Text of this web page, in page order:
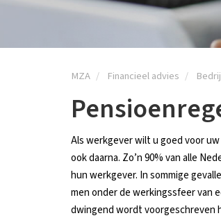
MZA Financieel advies
Als werkgever wilt u goed voor
ook daarna. Zo’n 90% van alle
hun werkgever. In sommige
men onder de werkingssfeer van
dwingend wordt voorgeschreven